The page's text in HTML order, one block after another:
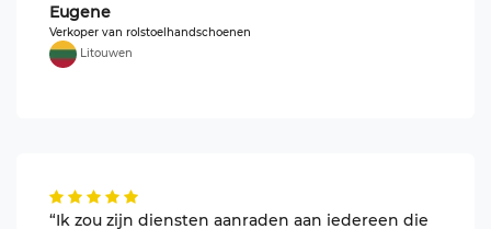
Eugene
Verkoper van rolstoelhandschoenen
Litouwen
“Ik zou zijn diensten aanraden aan iedereen die